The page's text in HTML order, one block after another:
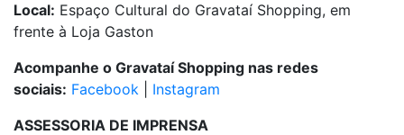
Local: Espaço Cultural do Gravataí Shopping, em
frente à Loja Gaston
Acompanhe o Gravataí Shopping nas redes
sociais: Facebook
Instagram
ASSESSORIA DE IMPRENSA